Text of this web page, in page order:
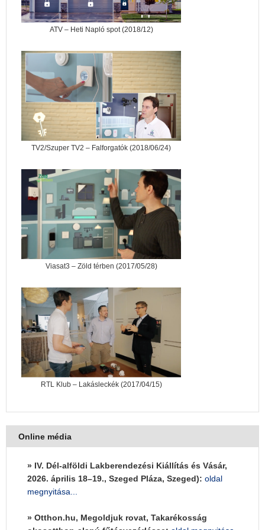
ATV – Heti Napló spot (2018/12)
TV2/Szuper TV2 – Falforgatók (2018/06/24)
Viasat3 – Zöld térben (2017/05/28)
RTL Klub – Lakásleckék (2017/04/15)
Online média
» IV. Dél-alföldi Lakberendezési Kiállítás és Vásár,
2026. április 18–19., Szeged Pláza, Szeged): oldal
megnyitása...
» Otthon.hu, Megoldjuk rovat, Takarékosság